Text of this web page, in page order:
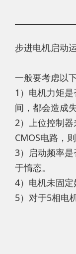
步进电机启动
一般要考虑以
1）电机力矩
间，都会造成
2）上位控制
CMOS电路，
3）启动频率
于惰态。
4）电机未固
5）对于5相电